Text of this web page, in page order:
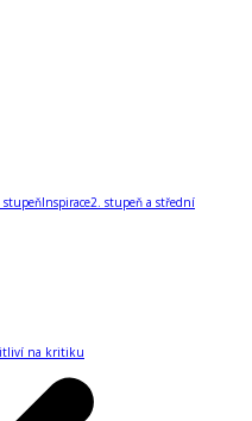
stupeňInspirace2. stupeň a střední
na kritiku